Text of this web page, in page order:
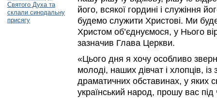
Святого Духа та
склали синодальну
присягу
його, всякої гордині і служіння
будемо служити Христові. Ми
Христом об’єднуємося, у Нього
зазначив Глава Церкви.
«Цього дня я хочу особливо
молоді, наших дівчат і хлопців,
драматичних обставинах, у яких
український народ, прошу вас